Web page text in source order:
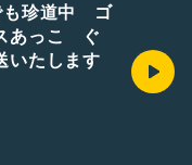
も珍道中 ゴ
あっこ ぐ
たします